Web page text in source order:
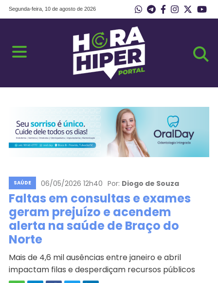
Segunda-feira, 10 de agosto de 2026
SAÚDE 06/05/2026 12h40 Por: Diogo de Souza
Faltas em consultas e exames
geram prejuízo e acendem
alerta na saúde de Braço do
Norte
Mais de 4,6 mil ausências entre janeiro e abril
impactam filas e desperdiçam recursos públicos